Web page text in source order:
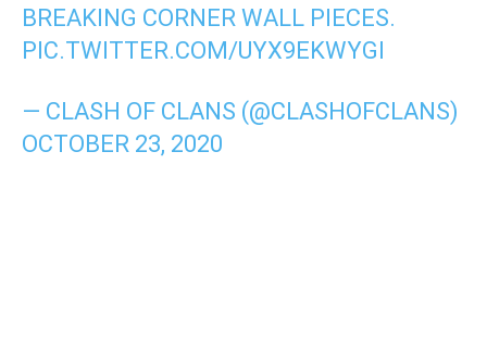
BREAKING CORNER WALL PIECES.
PIC.TWITTER.COM/UYX9EKWYGI
— CLASH OF CLANS (@CLASHOFCLANS)
OCTOBER 23, 2020